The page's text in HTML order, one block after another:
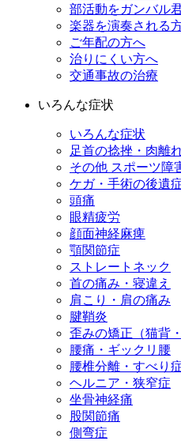
部活動をガンバル
楽器を演奏される
ご年配の方へ
治りにくい方へ
交通事故の治療
いろんな症状
いろんな症状
足首の捻挫・肉離
その他 スポーツ障
ケガ・手術の後遺
頭痛
眼精疲労
顔面神経麻痺
顎関節症
ストレートネック
首の痛み・寝違え
肩こり・肩の痛み
腱鞘炎
歪みの矯正（猫背
腰痛・ギックリ腰
腰椎分離・すべり
ヘルニア・狭窄症
坐骨神経痛
股関節痛
側弯症